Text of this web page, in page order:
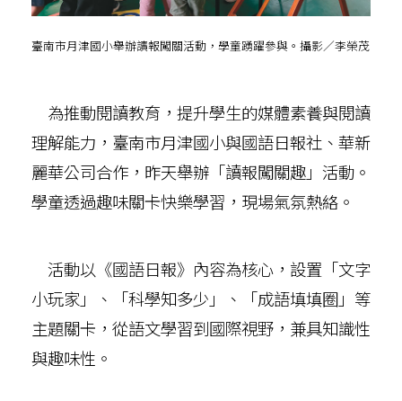
臺南市月津國小舉辦讀報闖關活動，學童踴躍參與。攝影／李榮茂
為推動閱讀教育，提升學生的媒體素養與閱讀
理解能力，臺南市月津國小與國語日報社、華新
麗華公司合作，昨天舉辦「讀報闖關趣」活動。
學童透過趣味關卡快樂學習，現場氣氛熱絡。
活動以《國語日報》內容為核心，設置「文字
小玩家」、「科學知多少」、「成語填填圈」等
主題關卡，從語文學習到國際視野，兼具知識性
與趣味性。